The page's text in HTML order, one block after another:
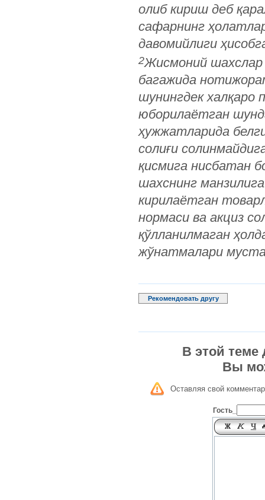
олиб кириш деб
сафарнинг
давомийлиги
2Жисмоний шахслар
багажида
шунингдек халқаро
юборилаётган
ҳужжатларида
солиғи
қисмига нисбатан
шахснинг
кирилаётган
нормаси ва акциз
қўлланилмаган
жўнатмалари
Рекомендовать другу
В этой теме
Вы
Оставляя свой
Гость_